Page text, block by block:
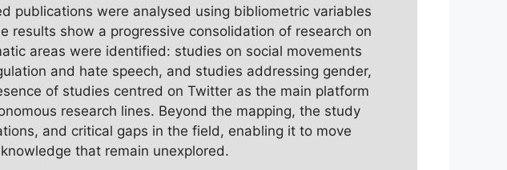
publications were analysed using bibliometric variables
show a progressive consolidation of research on
areas were identified: studies on social movements
and hate speech, and studies addressing gender,
of studies centred on Twitter as the main platform
research lines. Beyond the mapping, the study
and critical gaps in the field, enabling it to move
that remain unexplored.